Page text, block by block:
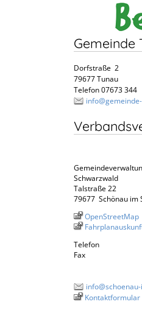
Gemeinde
Dorfstraße 2
79677 Tunau
Telefon 07673 344
Schwarzwald
Talstraße 22
79677 Schönau im
OpenStreetMap
Telefon
Fax
Kontaktformular